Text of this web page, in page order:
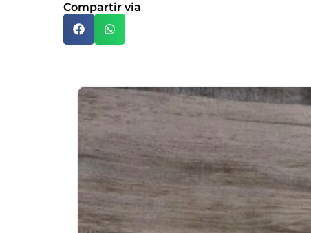
Compartir via